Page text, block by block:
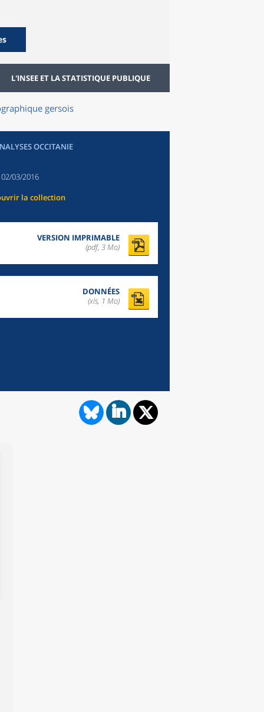
L'INSEE ET LA STATISTIQUE PUBLIQUE
gersois
OCCITANIE
02/03/2016
la collection
VERSION IMPRIMABLE
(pdf, 3 Mo)
DONNÉES
(xls, 1 Mo)